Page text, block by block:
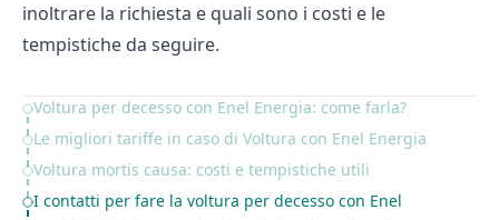
inoltrare la richiesta e quali sono i costi e le
tempistiche da seguire.
Table of Contents
Voltura per decesso con Enel Energia: come farla?
Le migliori tariffe in caso di Voltura con Enel Energia
Voltura mortis causa: costi e tempistiche utili
I contatti per fare la voltura per decesso con Enel